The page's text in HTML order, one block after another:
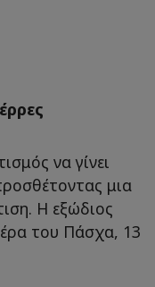
να γίνει
μια
Η εξώδιος
του Πάσχα, 13